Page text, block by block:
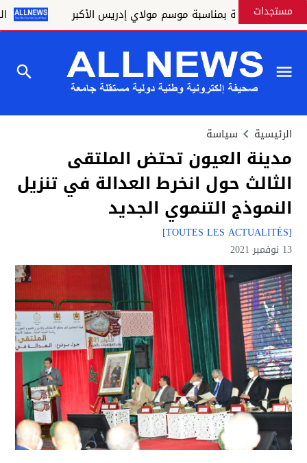
مستجداتبمناسبة موسم مولاي إدريس الأكبر
الرئيسية سياسة
مدينة العيون تحتض الملتقى
الثالث حول انخرط العدالة في تنزيل
النموذج التنموي الجديد
[TOUTES LES ACTUALITÉS]
13 نوفمبر 2021